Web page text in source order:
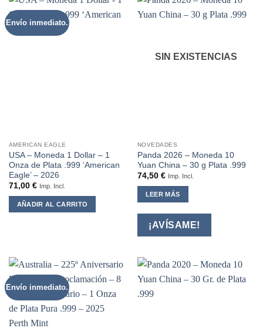
Envío inmediato.
AMERICAN EAGLE
USA – Moneda 1 Dollar – 1
Onza de Plata .999 ‘American
Eagle’ – 2026
71,00 € Imp. Incl.
AÑADIR AL CARRITO
SIN EXISTENCIAS
NOVEDADES
Panda 2026 – Moneda 10
Yuan China – 30 g Plata .999
74,50 € Imp. Incl.
LEER MÁS
¡AVÍSAME!
Envío inmediato.